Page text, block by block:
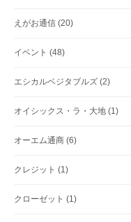
えがお通信 (20)
イベント (48)
エシカルベジタブルズ (2)
オイシックス・ラ・大地 (1)
オーエム通商 (6)
クレジット (1)
クローゼット (1)